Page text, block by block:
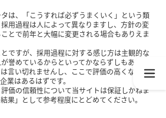
は、「こうすれば必ずうまくいく」という類
用過程は人によって異なりますし、方針の変
とで前年と大幅に変更される場合もありえま
ですが、採用過程に対する感じ方は主観的な
誉めているからといってかならずしもあなた
言い切れませんし、ここで評価の高くない企
業はあるはずです。
価の信頼性について当サイトは保証しかねま
果」として参考程度にとどめてください。